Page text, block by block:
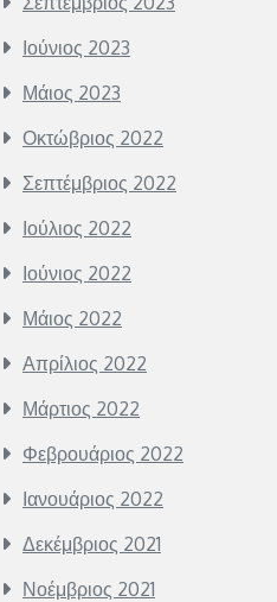
Ιούνιος 2023
Μάιος 2023
Οκτώβριος 2022
Σεπτέμβριος 2022
Ιούλιος 2022
Ιούνιος 2022
Μάιος 2022
Απρίλιος 2022
Μάρτιος 2022
Φεβρουάριος 2022
Ιανουάριος 2022
Δεκέμβριος 2021
Νοέμβριος 2021